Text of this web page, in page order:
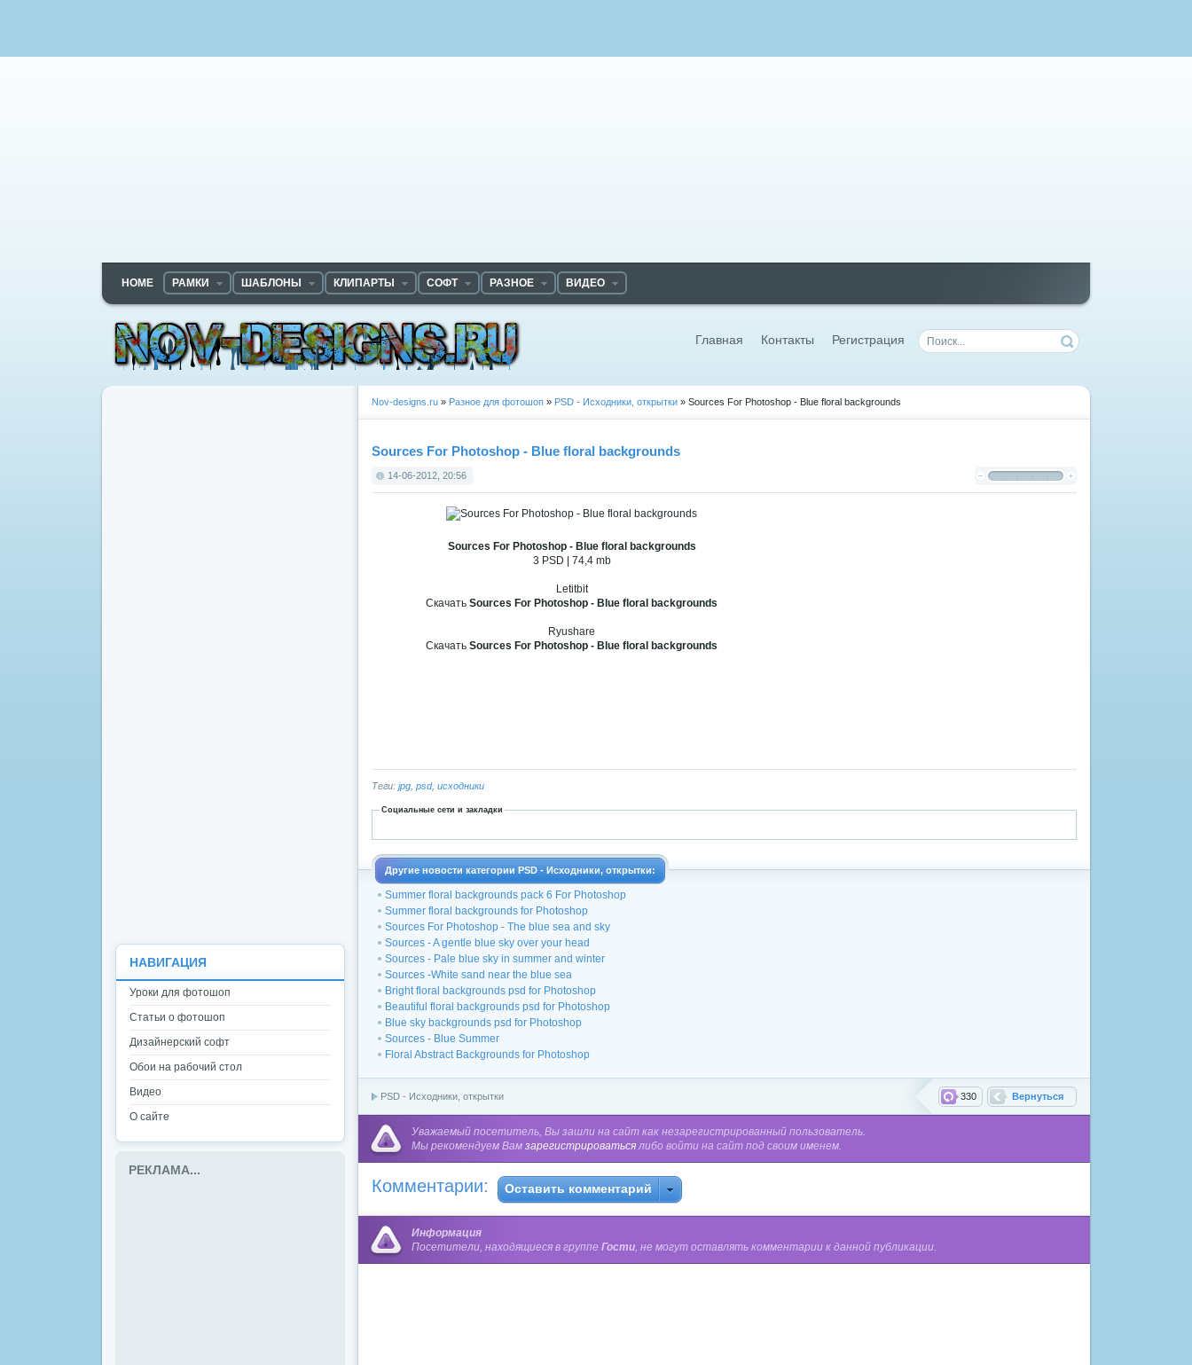
HOME РАМКИ ШАБЛОНЫ КЛИПАРТЫ СОФТ РАЗНОЕ ВИДЕО
Главная Контакты Регистрация
Nov-designs.ru » Разное для фотошоп » PSD - Исходники, открытки » Sources For Photoshop - Blue floral backgrounds
Sources For Photoshop - Blue floral backgrounds
14-06-2012, 20:56
Sources For Photoshop - Blue floral backgrounds
3 PSD | 74,4 mb
Letitbit
Скачать Sources For Photoshop - Blue floral backgrounds
Ryushare
Скачать Sources For Photoshop - Blue floral backgrounds
Теги: jpg psd, исходники
Социальные сети и закладки
Другие новости категории PSD - Исходники, открытки:
Summer floral backgrounds pack 6 For Photoshop
Summer floral backgrounds for Photoshop
Sources For Photoshop - The blue sea and sky
Sources - A gentle blue sky over your head
Sources - Pale blue sky in summer and winter
Sources -White sand near the blue sea
Bright floral backgrounds psd for Photoshop
Beautiful floral backgrounds psd for Photoshop
Blue sky backgrounds psd for Photoshop
Sources - Blue Summer
Floral Abstract Backgrounds for Photoshop
Вернуться
330
PSD - Исходники, открытки
Уважаемый посетитель, Вы зашли на сайт как незарегистрированный пользователь.
Мы рекомендуем Вам зарегистрироваться либо войти на сайт под своим именем.
Комментарии: Оставить комментарий
Информация
Посетители, находящиеся в группе Гости , не могут оставлять комментарии к данной публикации.
НАВИГАЦИЯ
Уроки для фотошоп
Статьи о фотошоп
Дизайнерский софт
Обои на рабочий стол
Видео
О сайте
РЕКЛАМА...